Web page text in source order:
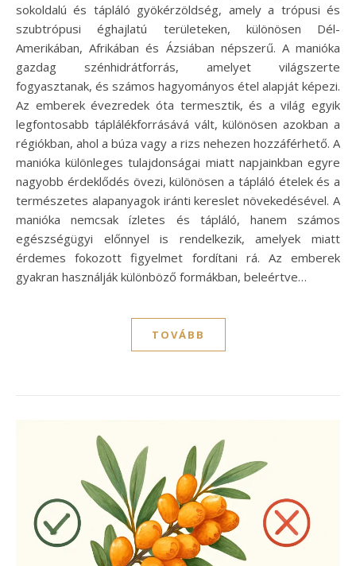
sokoldalú és tápláló gyökérzöldség, amely a trópusi és
szubtrópusi éghajlatú területeken, különösen Dél-
Amerikában, Afrikában és Ázsiában népszerű. A manióka
gazdag szénhidrátforrás, amelyet világszerte
fogyasztanak, és számos hagyományos étel alapját képezi.
Az emberek évezredek óta termesztik, és a világ egyik
legfontosabb táplálékforrásává vált, különösen azokban a
régiókban, ahol a búza vagy a rizs nehezen hozzáférhető. A
manióka különleges tulajdonságai miatt napjainkban egyre
nagyobb érdeklődés övezi, különösen a tápláló ételek és a
természetes alapanyagok iránti kereslet növekedésével. A
manióka nemcsak ízletes és tápláló, hanem számos
egészségügyi előnnyel is rendelkezik, amelyek miatt
érdemes fokozott figyelmet fordítani rá. Az emberek
gyakran használják különböző formákban, beleértve…
TOVÁBB